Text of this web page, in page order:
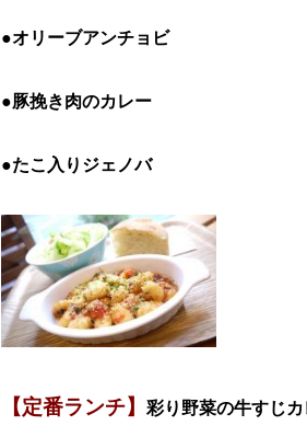
●オリーブアンチョビ
●豚挽き肉のカレー
●たこ入りジェノバ
【定番ランチ】 彩り野菜の牛すじ